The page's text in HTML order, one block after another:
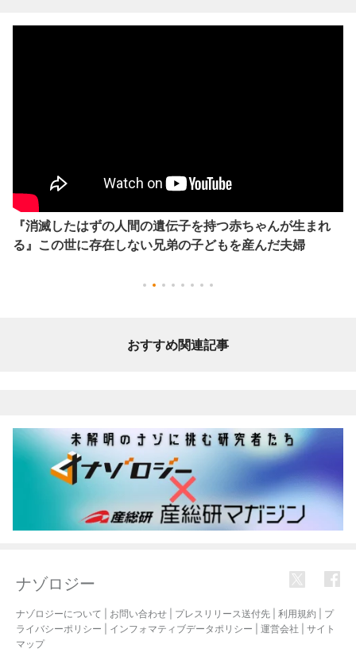
『消滅したはずの人間の遺伝子を持つ赤ちゃんが生まれ
る』この世に存在しない兄弟の子どもを産んだ夫婦
おすすめ関連記事
ナゾロジー
ナゾロジーについて お問い合わせ プレスリリース送付先 利用規約
プ
ライバシーポリシー
インフォマティブデータポリシー 運営会社
サイト
マップ